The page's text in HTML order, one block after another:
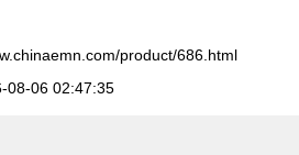
product/686.html
08-06 02:47:35